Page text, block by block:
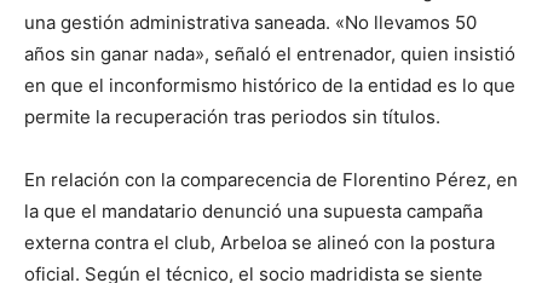
una gestión administrativa saneada. «No llevamos 50
años sin ganar nada», señaló el entrenador, quien insistió
en que el inconformismo histórico de la entidad es lo que
permite la recuperación tras periodos sin títulos.
En relación con la comparecencia de Florentino Pérez, en
la que el mandatario denunció una supuesta campaña
externa contra el club, Arbeloa se alineó con la postura
oficial. Según el técnico, el socio madridista se siente